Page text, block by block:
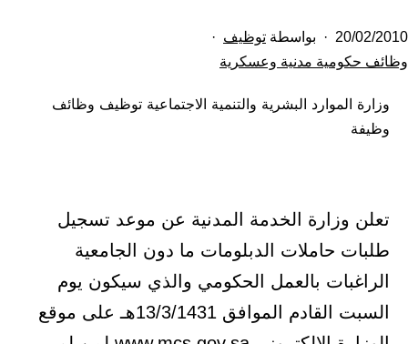
تم
النشر
20/02/2010 بواسطة توظيف
مصنف
وظائف حكومية مدنية وعسكرية
وزارة الموارد البشرية والتنمية الاجتماعية توظيف وظائف
وظيفة
تعلن وزارة الخدمة المدنية عن موعد تسجيل
طلبات حاملات الدبلومات ما دون الجامعية
الراغبات بالعمل الحكومي والذي سيكون يوم
السبت القادم الموافق 13/3/1431هـ على موقع